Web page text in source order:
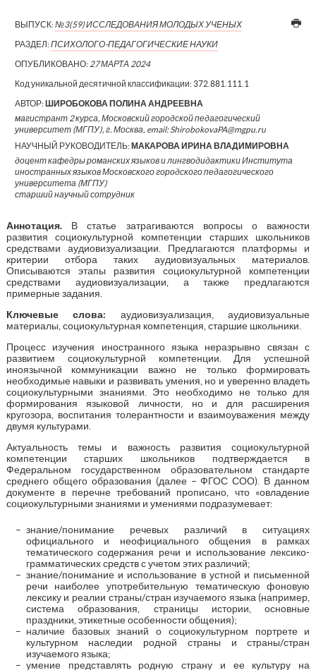
ВЫПУСК:№3(59) ИССЛЕДОВАНИЯ МОЛОДЫХ УЧЕНЫХ
РАЗДЕЛ:ПСИХОЛОГО-ПЕДАГОГИЧЕСКИЕ НАУКИ
ОПУБЛИКОВАНО: 27 МАРТА 2024
Код уникальной десятичной классификации: 372.881.111.1
АВТОР:ШИРОБОКОВА ПОЛИНА АНДРЕЕВНА
магистрант 2 курса, Московский городской педагогический
университет (МГПУ), г. Москва, email: ShirobokovaPA@mgpu.ru
НАУЧНЫЙ РУКОВОДИТЕЛЬ:МАКАРОВА ИРИНА ВЛАДИМИРОВНА
доцент кафедры романских языков и лингводидактики Института
иностранных языков Московского городского педагогического
университета (МГПУ)
старший научный сотрудник
Аннотация.В статье затрагиваются вопросы о важности
развития социокультурной компетенции старших школьников
средствами аудиовизуализации. Предлагаются платформы и
критерии отбора таких аудиовизуальных материалов.
Описываются этапы развития социокультурной компетенции
средствами аудиовизуализации, а также предлагаются
примерные задания.
Ключевые слова: аудиовизуализация, аудиовизуальные
материалы, социокультурная компетенция, старшие школьники.
Процесс изучения иностранного языка неразрывно связан с
развитием социокультурной компетенции. Для успешной
иноязычной коммуникации важно не только формировать
необходимые навыки и развивать умения, но и уверенно владеть
социокультурными знаниями. Это необходимо не только для
формирования языковой личности, но и для расширения
кругозора, воспитания толерантности и взаимоуважения между
двумя культурами.
Актуальность темы и важность развития социокультурной
компетенции старших школьников подтверждается в
Федеральном государственном образовательном стандарте
среднего общего образования (далее – ФГОС СОО). В данном
документе в перечне требований прописано, что «овладение
социокультурными знаниями и умениями подразумевает:
знание/понимание речевых различий в ситуациях
официального и неофициального общения в рамках
тематического содержания речи и использование лексико-
грамматических средств с учетом этих различий;
знание/понимание и использование в устной и письменной
речи наиболее употребительную тематическую фоновую
лексику и реалии страны/стран изучаемого языка (например,
система образования, страницы истории, основные
праздники, этикетные особенности общения);
наличие базовых знаний о социокультурном портрете и
культурном наследии родной страны и страны/стран
изучаемого языка;
умение представлять родную страну и ее культуру на